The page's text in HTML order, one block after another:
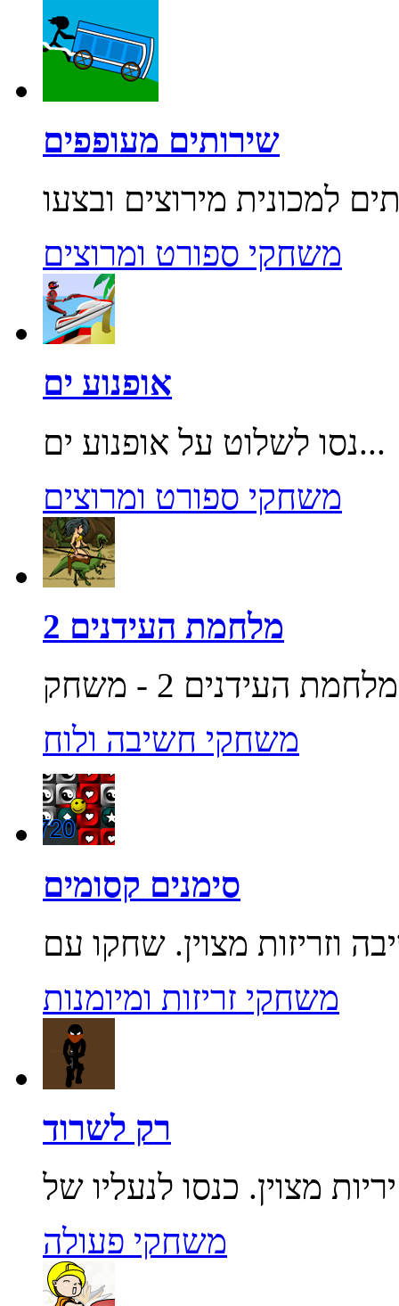
שירותים מעופפים
משחקי ספורט ומרוצים
אופנוע ים
נסו לשלוט על אופנוע ים...
משחקי ספורט ומרוצים
מלחמת העידנים 2
משחקי חשיבה ולוח
סימנים קסומים
משחקי זריזות ומיומנות
רק לשרוד
משחקי פעולה